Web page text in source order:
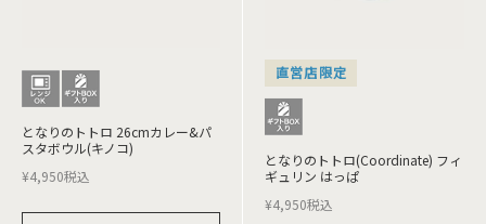
となりのトトロ 26cmカレー&パ
スタボウル(キノコ)
¥4,950税込
直営店限定
となりのトトロ(Coordinate) フィ
ギュリン はっぱ
¥4,950税込